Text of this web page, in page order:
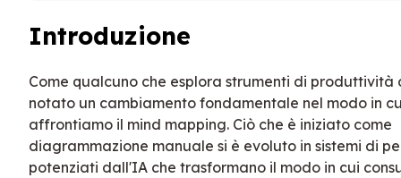
Introduzione
Come qualcuno che esplora strumenti di produttività
notato un cambiamento fondamentale nel modo in
affrontiamo il mind mapping. Ciò che è iniziato come
diagrammazione manuale si è evoluto in sistemi di
potenziati dall'IA che trasformano il modo in cui